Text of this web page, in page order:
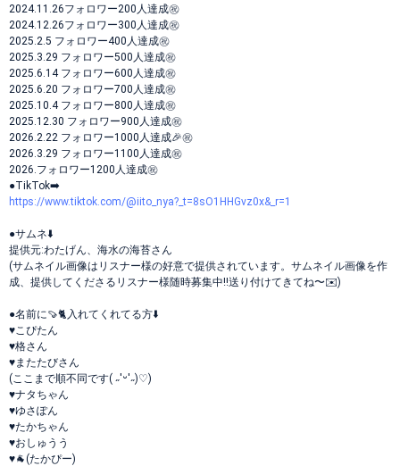
2024.11.26フォロワー200人達成㊗️
2024.12.26フォロワー300人達成㊗️
2025.2.5 フォロワー400人達成㊗️
2025.3.29 フォロワー500人達成㊗️
2025.6.14 フォロワー600人達成㊗️
2025.6.20 フォロワー700人達成㊗️
2025.10.4 フォロワー800人達成㊗️
2025.12.30 フォロワー900人達成㊗️
2026.2.22 フォロワー1000人達成🎉㊗️
2026.3.29 フォロワー1100人達成㊗️
2026.フォロワー1200人達成㊗️
●TikTok➡️
https://www.tiktok.com/@iito_nya?_t=8sO1HHGvz0x&_r=1
●サムネ⬇️
提供元:わたげん、海水の海苔さん
(サムネイル画像はリスナー様の好意で提供されています。サムネイル画像を作
成、提供してくださるリスナー様随時募集中‼️送り付けてきてね〜✉️)
●名前に🍠🐈入れてくれてる方⬇️
♥こぴたん
♥格さん
♥またたびさん
(ここまで順不同です( ˶'ᵕ'˶)♡)
♥ナタちゃん
♥ゆさぽん
♥たかちゃん
♥おしゅうう
♥🐐(たかぴー)